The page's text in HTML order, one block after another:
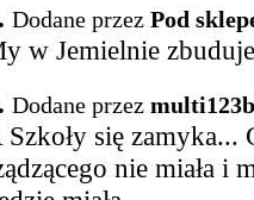
Dodane przez Pod
w Jemielnie
Dodane przez multi123b
Szkoły się zamyka...
nie miała i